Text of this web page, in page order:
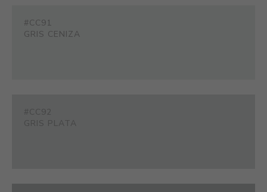
#CC91
GRIS CENIZA
#CC92
GRIS PLATA